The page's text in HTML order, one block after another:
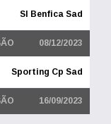
Sl Benfica Sad
08/12/2023
Sporting Cp Sad
16/09/2023